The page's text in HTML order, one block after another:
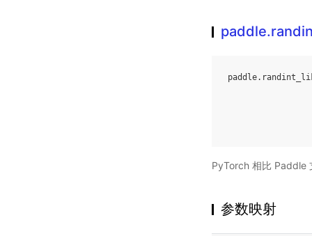
paddle.
PyTorch 相比 Paddle
参数映射